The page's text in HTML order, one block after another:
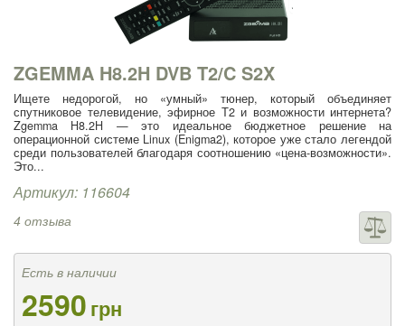
ZGEMMA H8.2H DVB T2/C S2X
Ищете недорогой, но «умный» тюнер, который объединяет
спутниковое телевидение, эфирное Т2 и возможности интернета?
Zgemma H8.2H — это идеальное бюджетное решение на
операционной системе Linux (Enigma2), которое уже стало легендой
среди пользователей благодаря соотношению «цена-возможности».
Это...
Артикул: 116604
4 отзыва
Есть в наличии
2590грн